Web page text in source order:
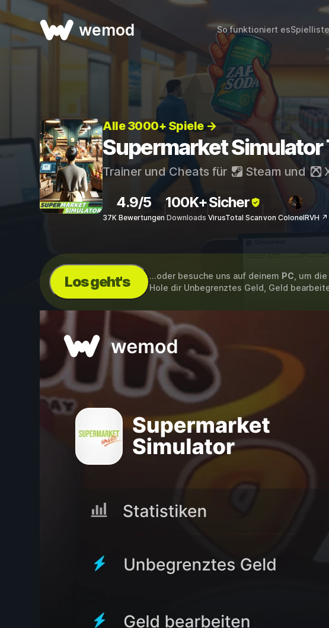
wemod So funktioniert esSpielliste
Alle 3000+ Spiele →
Supermarket Simulator
Trainer und Cheats für Steam und
4.9/5
37K Bewertungen
100K+
Downloads
Sicher
VirusTotal Scanvon ColonelRVH ↗
Los geht's ...oder besuche uns auf deinem PC , um
Hole dir Unbegrenztes Geld, Geld